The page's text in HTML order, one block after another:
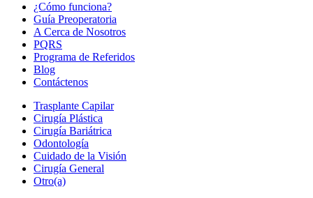
¿Cómo funciona?
Guía Preoperatoria
A Cerca de Nosotros
PQRS
Programa de Referidos
Blog
Contáctenos
Trasplante Capilar
Cirugía Plástica
Cirugía Bariátrica
Odontología
Cuidado de la Visión
Cirugía General
Otro(a)